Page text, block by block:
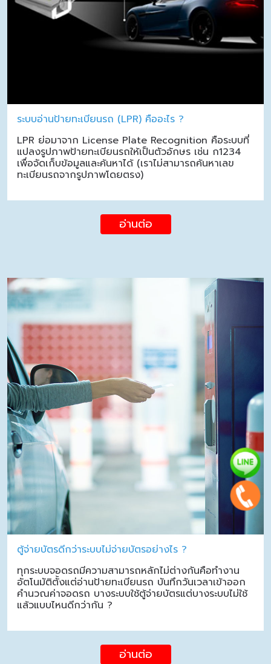
ระบบอ่านป้ายทะเบียนรถ (LPR) คืออะไร ?
LPR ย่อมาจาก License Plate Recognition คือระบบที่
แปลงรูปภาพป้ายทะเบียนรถให้เป็นตัวอักษร เช่น ก1234
เพื่อจัดเก็บข้อมูลและค้นหาได้ (เราไม่สามารถค้นหาเลข
ทะเบียนรถจากรูปภาพโดยตรง)
อ่านต่อ
ตู้จ่ายบัตรดีกว่าระบบไม่จ่ายบัตรอย่างไร ?
ทุกระบบจอดรถมีความสามารถหลักไม่ต่างกันคือทำงาน
อัตโนมัติตั้งแต่อ่านป้ายทะเบียนรถ บันทึกวันเวลาเข้าออก
คำนวณค่าจอดรถ บางระบบใช้ตู้จ่ายบัตรแต่บางระบบไม่ใช้
แล้วแบบไหนดีกว่ากัน ?
อ่านต่อ